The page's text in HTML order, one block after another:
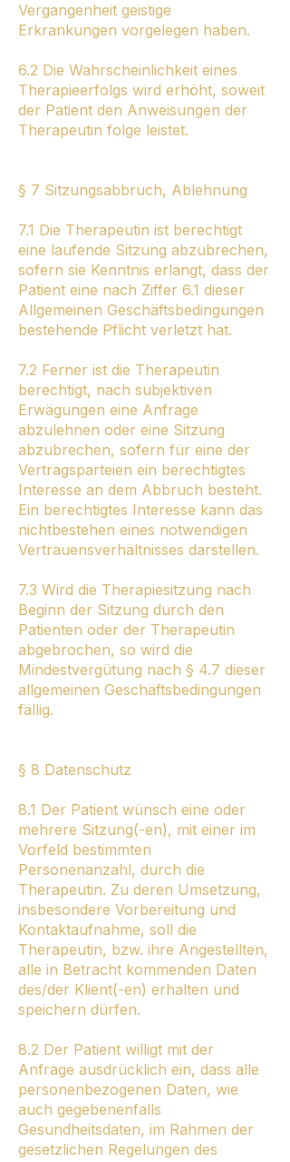
Vergangenheit geistige
Erkrankungen vorgelegen haben.
6.2 Die Wahrscheinlichkeit eines
Therapieerfolgs wird erhöht, soweit
der Patient den Anweisungen der
Therapeutin folge leistet.
§ 7 Sitzungsabbruch, Ablehnung
7.1 Die Therapeutin ist berechtigt
eine laufende Sitzung abzubrechen,
sofern sie Kenntnis erlangt, dass der
Patient eine nach Ziffer 6.1 dieser
Allgemeinen Geschäftsbedingungen
bestehende Pflicht verletzt hat.
7.2 Ferner ist die Therapeutin
berechtigt, nach subjektiven
Erwägungen eine Anfrage
abzulehnen oder eine Sitzung
abzubrechen, sofern für eine der
Vertragsparteien ein berechtigtes
Interesse an dem Abbruch besteht.
Ein berechtigtes Interesse kann das
nichtbestehen eines notwendigen
Vertrauensverhältnisses darstellen.
7.3 Wird die Therapiesitzung nach
Beginn der Sitzung durch den
Patienten oder der Therapeutin
abgebrochen, so wird die
Mindestvergütung nach § 4.7 dieser
allgemeinen Geschäftsbedingungen
fällig.
§ 8 Datenschutz
8.1 Der Patient wünsch eine oder
mehrere Sitzung(-en), mit einer im
Vorfeld bestimmten
Personenanzahl, durch die
Therapeutin. Zu deren Umsetzung,
insbesondere Vorbereitung und
Kontaktaufnahme, soll die
Therapeutin, bzw. ihre Angestellten,
alle in Betracht kommenden Daten
des/der Klient(-en) erhalten und
speichern dürfen.
8.2 Der Patient willigt mit der
Anfrage ausdrücklich ein, dass alle
personenbezogenen Daten, wie
auch gegebenenfalls
Gesundheitsdaten, im Rahmen der
gesetzlichen Regelungen des